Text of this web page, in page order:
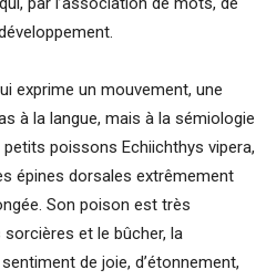
exprime un mouvement, une
à la langue, mais à la sémiologie
petits poissons Echiichthys vipera,
épines dorsales extrêmement
Son poison est très
et le bûcher, la
de joie, d’étonnement,